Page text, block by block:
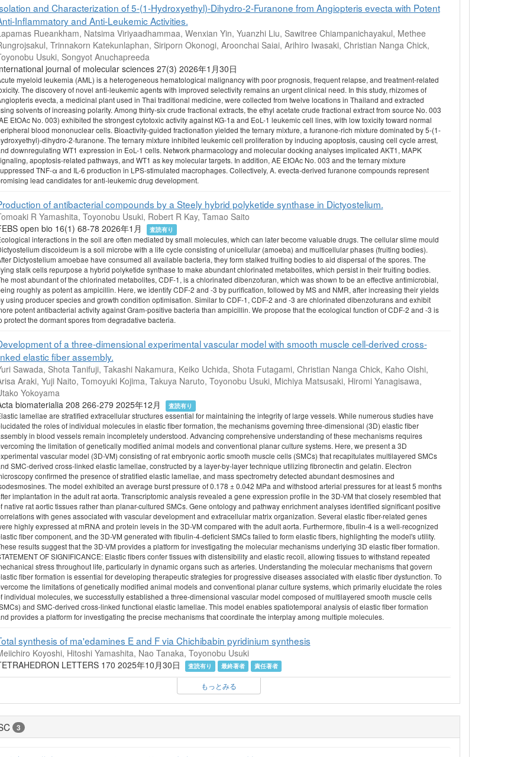
and Characterization of 5-(1-Hydroxyethyl)-Dihydro-2-Furanone from Angiopteris evecta with Potent
Inflammatory and Anti-Leukemic Activities.
Rueankham, Natsima Viriyaadhammaa, Wenxian Yin, Yuanzhi Liu, Sawitree Chiampanichayakul, Methee
Trinnakorn Katekunlaphan, Siriporn Okonogi, Aroonchai Saiai, Arihiro Iwasaki, Christian Nanga Chick,
Usuki, Songyot Anuchapreeda
journal of molecular sciences 27(3) 2026年1月30日
myeloid leukemia (AML) is a heterogeneous hematological malignancy with poor prognosis, frequent relapse, and treatment-related
The discovery of novel anti-leukemic agents with improved selectivity remains an urgent clinical need. In this study, rhizomes of
evecta, a medicinal plant used in Thai traditional medicine, were collected from twelve locations in Thailand and extracted
solvents of increasing polarity. Among thirty-six crude fractional extracts, the ethyl acetate crude fractional extract from source No. 003
EtOAc No. 003) exhibited the strongest cytotoxic activity against KG-1a and EoL-1 leukemic cell lines, with low toxicity toward normal
blood mononuclear cells. Bioactivity-guided fractionation yielded the ternary mixture, a furanone-rich mixture dominated by 5-(1-
dihydro-2-furanone. The ternary mixture inhibited leukemic cell proliferation by inducing apoptosis, causing cell cycle arrest,
downregulating WT1 expression in EoL-1 cells. Network pharmacology and molecular docking analyses implicated AKT1, MAPK
apoptosis-related pathways, and WT1 as key molecular targets. In addition, AE EtOAc No. 003 and the ternary mixture
TNF-α and IL-6 production in LPS-stimulated macrophages. Collectively, A. evecta-derived furanone compounds represent
lead candidates for anti-leukemic drug development.
of antibacterial compounds by a Steely hybrid polyketide synthase in Dictyostelium.
R Yamashita, Toyonobu Usuki, Robert R Kay, Tamao Saito
open bio 16(1) 68-78 2026年1月
査読有り
interactions in the soil are often mediated by small molecules, which can later become valuable drugs. The cellular slime mould
discoideum is a soil microbe with a life cycle consisting of unicellular (amoeba) and multicellular phases (fruiting bodies).
Dictyostelium amoebae have consumed all available bacteria, they form stalked fruiting bodies to aid dispersal of the spores. The
stalk cells repurpose a hybrid polyketide synthase to make abundant chlorinated metabolites, which persist in their fruiting bodies.
most abundant of the chlorinated metabolites, CDF-1, is a chlorinated dibenzofuran, which was shown to be an effective antimicrobial,
roughly as potent as ampicillin. Here, we identify CDF-2 and -3 by purification, followed by MS and NMR, after increasing their yields
using producer species and growth condition optimisation. Similar to CDF-1, CDF-2 and -3 are chlorinated dibenzofurans and exhibit
potent antibacterial activity against Gram-positive bacteria than ampicillin. We propose that the ecological function of CDF-2 and -3 is
protect the dormant spores from degradative bacteria.
of a three-dimensional experimental vascular model with smooth muscle cell-derived cross-
elastic fiber assembly.
Sawada, Shota Tanifuji, Takashi Nakamura, Keiko Uchida, Shota Futagami, Christian Nanga Chick, Kaho Oishi,
Araki, Yuji Naito, Tomoyuki Kojima, Takuya Naruto, Toyonobu Usuki, Michiya Matsusaki, Hiromi Yanagisawa,
Yokoyama
biomaterialia 208 266-279 2025年12月
査読有り
lamellae are stratified extracellular structures essential for maintaining the integrity of large vessels. While numerous studies have
the roles of individual molecules in elastic fiber formation, the mechanisms governing three-dimensional (3D) elastic fiber
in blood vessels remain incompletely understood. Advancing comprehensive understanding of these mechanisms requires
the limitation of genetically modified animal models and conventional planar culture systems. Here, we present a 3D
vascular model (3D-VM) consisting of rat embryonic aortic smooth muscle cells (SMCs) that recapitulates multilayered SMCs
SMC-derived cross-linked elastic lamellae, constructed by a layer-by-layer technique utilizing fibronectin and gelatin. Electron
confirmed the presence of stratified elastic lamellae, and mass spectrometry detected abundant desmosines and
The model exhibited an average burst pressure of 0.178 ± 0.042 MPa and withstood arterial pressures for at least 5 months
implantation in the adult rat aorta. Transcriptomic analysis revealed a gene expression profile in the 3D-VM that closely resembled that
native rat aortic tissues rather than planar-cultured SMCs. Gene ontology and pathway enrichment analyses identified significant positive
with genes associated with vascular development and extracellular matrix organization. Several elastic fiber-related genes
highly expressed at mRNA and protein levels in the 3D-VM compared with the adult aorta. Furthermore, fibulin-4 is a well-recognized
fiber component, and the 3D-VM generated with fibulin-4-deficient SMCs failed to form elastic fibers, highlighting the model's utility.
results suggest that the 3D-VM provides a platform for investigating the molecular mechanisms underlying 3D elastic fiber formation.
OF SIGNIFICANCE: Elastic fibers confer tissues with distensibility and elastic recoil, allowing tissues to withstand repeated
stress throughout life, particularly in dynamic organs such as arteries. Understanding the molecular mechanisms that govern
fiber formation is essential for developing therapeutic strategies for progressive diseases associated with elastic fiber dysfunction. To
the limitations of genetically modified animal models and conventional planar culture systems, which primarily elucidate the roles
individual molecules, we successfully established a three-dimensional vascular model composed of multilayered smooth muscle cells
and SMC-derived cross-linked functional elastic lamellae. This model enables spatiotemporal analysis of elastic fiber formation
provides a platform for investigating the precise mechanisms that coordinate the interplay among multiple molecules.
synthesis of ma'edamines E and F via Chichibabin pyridinium synthesis
Koyoshi, Hitoshi Yamashita, Nao Tanaka, Toyonobu Usuki
LETTERS 170 2025年10月30日
査読有り 最終著者 責任著者
もっとみる
3